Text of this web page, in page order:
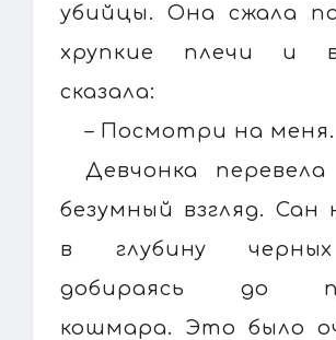
убийцы. Она сжала
хрупкие плечи и
сказала:
– Посмотри на меня.
Девчонка
безумный взгляд. Сан
в глубину
добираясь до
кошмара. Это было